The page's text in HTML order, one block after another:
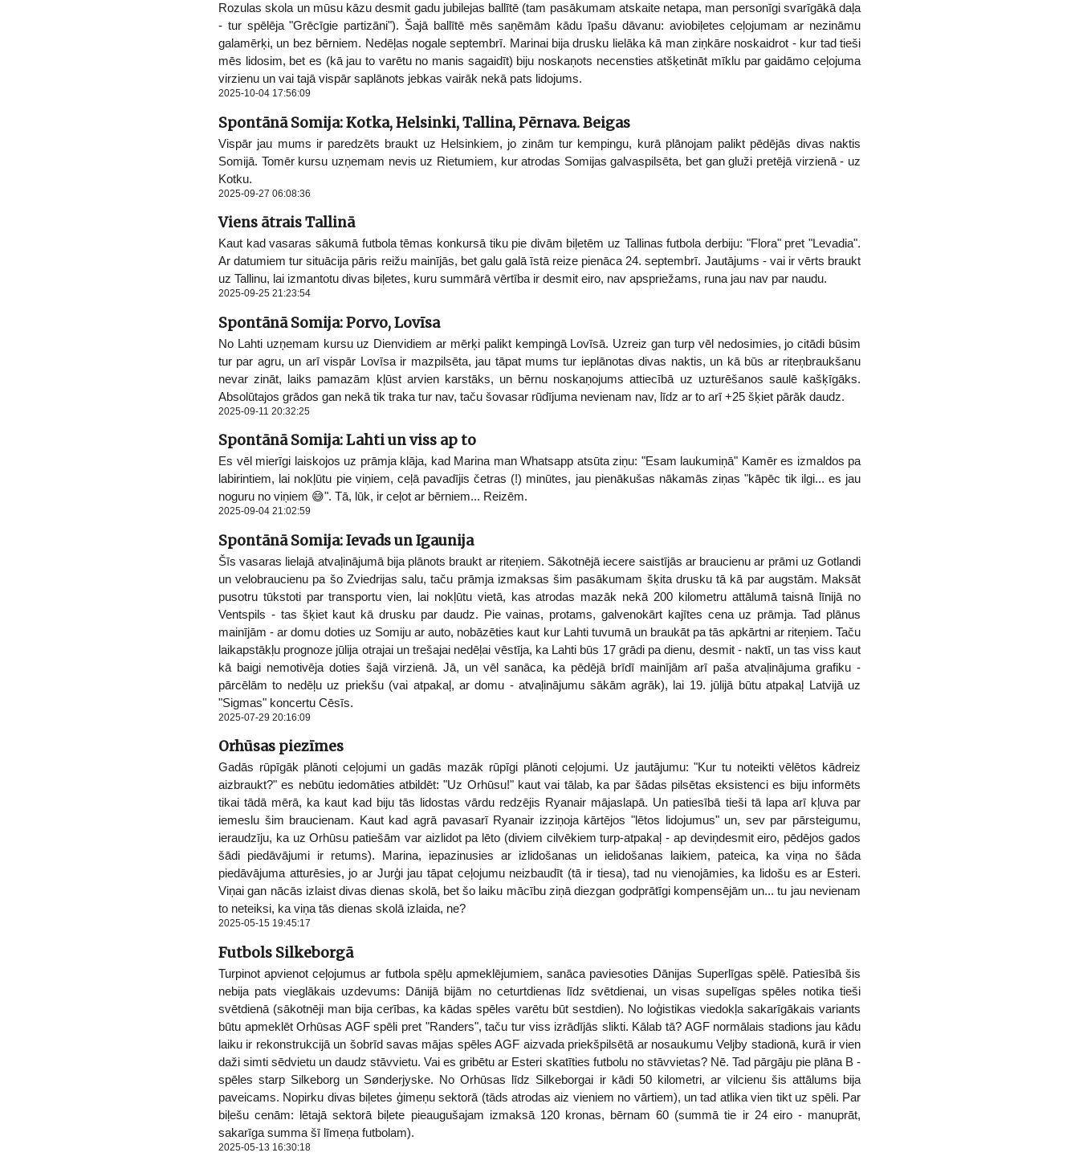
Rozulas skola un mūsu kāzu desmit gadu jubilejas ballītē (tam pasākumam atskaite netapa, man personīgi svarīgākā daļa
- tur spēlēja "Grēcīgie partizāni"). Šajā ballītē mēs saņēmām kādu īpašu dāvanu: aviobiļetes ceļojumam ar nezināmu
galamērķi, un bez bērniem. Nedēļas nogale septembrī. Marinai bija drusku lielāka kā man ziņkāre noskaidrot - kur tad tieši
mēs lidosim, bet es (kā jau to varētu no manis sagaidīt) biju noskaņots necensties atšķetināt mīklu par gaidāmo ceļojuma
virzienu un vai tajā vispār saplānots jebkas vairāk nekā pats lidojums.
2025-10-04 17:56:09
Spontānā Somija: Kotka, Helsinki, Tallina, Pērnava. Beigas
Vispār jau mums ir paredzēts braukt uz Helsinkiem, jo zinām tur kempingu, kurā plānojam palikt pēdējās divas naktis
Somijā. Tomēr kursu uzņemam nevis uz Rietumiem, kur atrodas Somijas galvaspilsēta, bet gan gluži pretējā virzienā - uz
Kotku.
2025-09-27 06:08:36
Viens ātrais Tallinā
Kaut kad vasaras sākumā futbola tēmas konkursā tiku pie divām biļetēm uz Tallinas futbola derbiju: "Flora" pret "Levadia".
Ar datumiem tur situācija pāris reižu mainījās, bet galu galā īstā reize pienāca 24. septembrī. Jautājums - vai ir vērts braukt
uz Tallinu, lai izmantotu divas biļetes, kuru summārā vērtība ir desmit eiro, nav apspriežams, runa jau nav par naudu.
2025-09-25 21:23:54
Spontānā Somija: Porvo, Lovīsa
No Lahti uzņemam kursu uz Dienvidiem ar mērķi palikt kempingā Lovīsā. Uzreiz gan turp vēl nedosimies, jo citādi būsim
tur par agru, un arī vispār Lovīsa ir mazpilsēta, jau tāpat mums tur ieplānotas divas naktis, un kā būs ar riteņbraukšanu
nevar zināt, laiks pamazām kļūst arvien karstāks, un bērnu noskaņojums attiecībā uz uzturēšanos saulē kašķīgāks.
Absolūtajos grādos gan nekā tik traka tur nav, taču šovasar rūdījuma nevienam nav, līdz ar to arī +25 šķiet pārāk daudz.
2025-09-11 20:32:25
Spontānā Somija: Lahti un viss ap to
Es vēl mierīgi laiskojos uz prāmja klāja, kad Marina man Whatsapp atsūta ziņu: "Esam laukumiņā" Kamēr es izmaldos pa
labirintiem, lai nokļūtu pie viņiem, ceļā pavadījis četras (!) minūtes, jau pienākušas nākamās ziņas "kāpēc tik ilgi... es jau
noguru no viņiem 😅". Tā, lūk, ir ceļot ar bērniem... Reizēm.
2025-09-04 21:02:59
Spontānā Somija: Ievads un Igaunija
Šīs vasaras lielajā atvaļinājumā bija plānots braukt ar riteņiem. Sākotnējā iecere saistījās ar braucienu ar prāmi uz Gotlandi
un velobraucienu pa šo Zviedrijas salu, taču prāmja izmaksas šim pasākumam šķita drusku tā kā par augstām. Maksāt
pusotru tūkstoti par transportu vien, lai nokļūtu vietā, kas atrodas mazāk nekā 200 kilometru attālumā taisnā līnijā no
Ventspils - tas šķiet kaut kā drusku par daudz. Pie vainas, protams, galvenokārt kajītes cena uz prāmja. Tad plānus
mainījām - ar domu doties uz Somiju ar auto, nobāzēties kaut kur Lahti tuvumā un braukāt pa tās apkārtni ar riteņiem. Taču
laikapstākļu prognoze jūlija otrajai un trešajai nedēļai vēstīja, ka Lahti būs 17 grādi pa dienu, desmit - naktī, un tas viss kaut
kā baigi nemotivēja doties šajā virzienā. Jā, un vēl sanāca, ka pēdējā brīdī mainījām arī paša atvaļinājuma grafiku -
pārcēlām to nedēļu uz priekšu (vai atpakaļ, ar domu - atvaļinājumu sākām agrāk), lai 19. jūlijā būtu atpakaļ Latvijā uz
"Sigmas" koncertu Cēsīs.
2025-07-29 20:16:09
Orhūsas piezīmes
Gadās rūpīgāk plānoti ceļojumi un gadās mazāk rūpīgi plānoti ceļojumi. Uz jautājumu: "Kur tu noteikti vēlētos kādreiz
aizbraukt?" es nebūtu iedomāties atbildēt: "Uz Orhūsu!" kaut vai tālab, ka par šādas pilsētas eksistenci es biju informēts
tikai tādā mērā, ka kaut kad biju tās lidostas vārdu redzējis Ryanair mājaslapā. Un patiesībā tieši tā lapa arī kļuva par
iemeslu šim braucienam. Kaut kad agrā pavasarī Ryanair izziņoja kārtējos "lētos lidojumus" un, sev par pārsteigumu,
ieraudzīju, ka uz Orhūsu patiešām var aizlidot pa lēto (diviem cilvēkiem turp-atpakaļ - ap deviņdesmit eiro, pēdējos gados
šādi piedāvājumi ir retums). Marina, iepazinusies ar izlidošanas un ielidošanas laikiem, pateica, ka viņa no šāda
piedāvājuma atturēsies, jo ar Jurģi jau tāpat ceļojumu neizbaudīt (tā ir tiesa), tad nu vienojāmies, ka lidošu es ar Esteri.
Viņai gan nācās izlaist divas dienas skolā, bet šo laiku mācību ziņā diezgan godprātīgi kompensējām un... tu jau nevienam
to neteiksi, ka viņa tās dienas skolā izlaida, ne?
2025-05-15 19:45:17
Futbols Silkeborgā
Turpinot apvienot ceļojumus ar futbola spēļu apmeklējumiem, sanāca paviesoties Dānijas Superlīgas spēlē. Patiesībā šis
nebija pats vieglākais uzdevums: Dānijā bijām no ceturtdienas līdz svētdienai, un visas supelīgas spēles notika tieši
svētdienā (sākotnēji man bija cerības, ka kādas spēles varētu būt sestdien). No loģistikas viedokļa sakarīgākais variants
būtu apmeklēt Orhūsas AGF spēli pret "Randers", taču tur viss izrādījās slikti. Kālab tā? AGF normālais stadions jau kādu
laiku ir rekonstrukcijā un šobrīd savas mājas spēles AGF aizvada priekšpilsētā ar nosaukumu Veljby stadionā, kurā ir vien
daži simti sēdvietu un daudz stāvvietu. Vai es gribētu ar Esteri skatīties futbolu no stāvvietas? Nē. Tad pārgāju pie plāna B -
spēles starp Silkeborg un Sønderjyske. No Orhūsas līdz Silkeborgai ir kādi 50 kilometri, ar vilcienu šis attālums bija
paveicams. Nopirku divas biļetes ģimeņu sektorā (tāds atrodas aiz vieniem no vārtiem), un tad atlika vien tikt uz spēli. Par
biļešu cenām: lētajā sektorā biļete pieaugušajam izmaksā 120 kronas, bērnam 60 (summā tie ir 24 eiro - manuprāt,
sakarīga summa šī līmeņa futbolam).
2025-05-13 16:30:18